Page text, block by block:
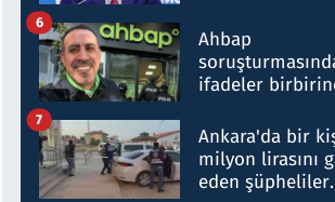
nitelikte
belirtti
Ahbap
ifadeler
ifadelerinden
çıkan tablo şok
6
Ankara'da bir
milyon lirasını
eden şüpheliler
7